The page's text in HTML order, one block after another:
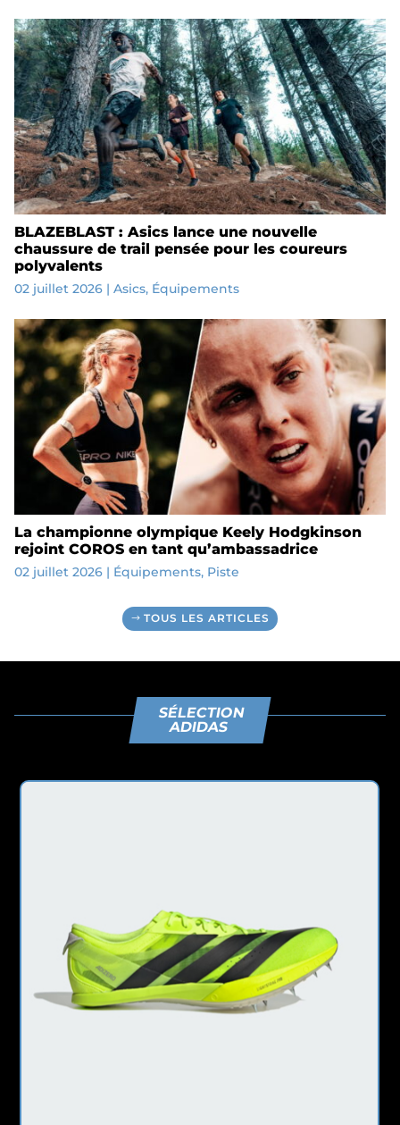
BLAZEBLAST : Asics lance une nouvelle
chaussure de trail pensée pour les coureurs
polyvalents
02 juillet 2026| Asics, Équipements
La championne olympique Keely Hodgkinson
rejoint COROS en tant qu’ambassadrice
02 juillet 2026| Équipements, Piste
TOUS LES ARTICLES
SÉLECTION
ADIDAS